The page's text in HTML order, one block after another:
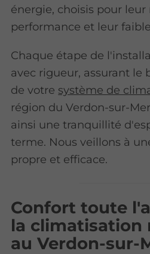
énergie, choisis pour leur
performance et leur
Chaque étape de
avec rigueur, assurant
de votre système de
région du Verdon-sur-
ainsi une tranquillité
terme. Nous veillons à
propre et efficace.
Confort toute
la climatisation
au Verdon-sur-